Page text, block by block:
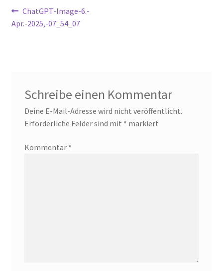
Beitragsnavigation
Vorheriger
Beitrag:
ChatGPT-Image-6.-
Apr.-2025,-07_54_07
Schreibe einen Kommentar
Deine E-Mail-Adresse wird nicht veröffentlicht.
Erforderliche Felder sind mit * markiert
Kommentar *